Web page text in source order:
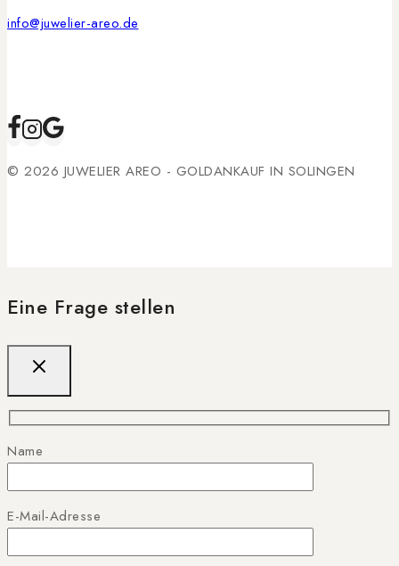
info@juwelier-areo.de
© 2026 JUWELIER AREO - GOLDANKAUF IN SOLINGEN
Eine Frage stellen
Name
E-Mail-Adresse